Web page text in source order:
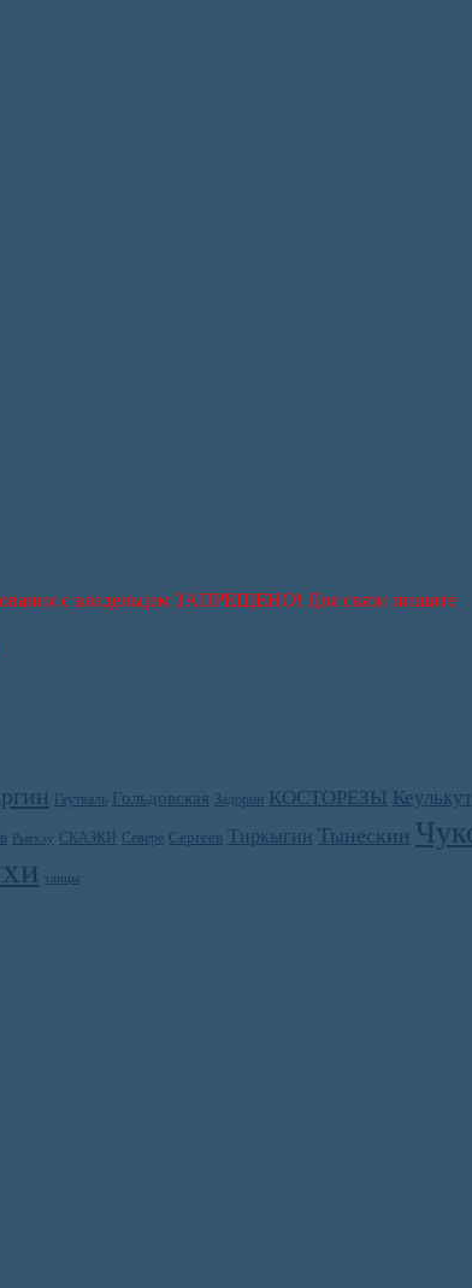
с владельцем ЗАПРЕЩЕНО! Для связи пишите
Геутваль Гольдовская Задорин КОСТОРЕЗЫ Кеулькут
Рытхэу СКАЗКИ Севере Сергеев Тиркыгин Тынескин
танцы